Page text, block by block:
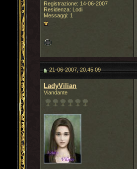
Registrazione: 14-06-2007
Residenza: Lodi
Messaggi: 1
21-06-2007, 20.45.09
LadyVilian
Viandante